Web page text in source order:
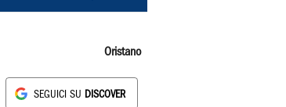
Oristano
SEGUICI SU DISCOVER